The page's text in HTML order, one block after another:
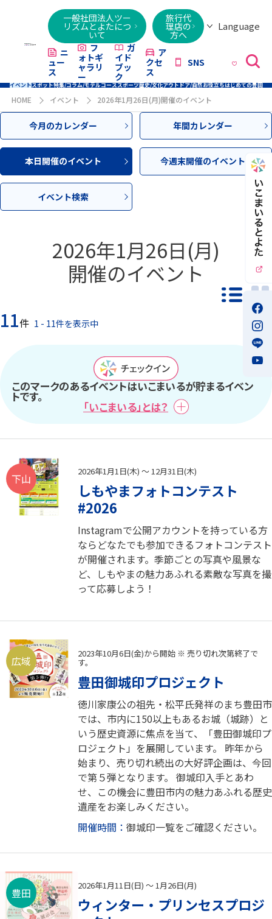
一般社団法人ツー
リズムとよたにつ
いて
旅行代
理店の
方へ
Language
Việt
ニ
ュー
ス
フ
ォトギ
ャラリ
ー
ガ
イド
ブッ
ク
ア
クセ
ス
SNS
イベントスポット特集/コラム/モデルコーススポーツ歴史/文化アウトドア/自然お役立ちはじめての豊田
HOME イベント 2026年1月26日(月)開催のイベント
今月のカレンダー 年間カレンダー
本日開催のイベント 今週末開催のイベント
イベント検索
2026年1月26日(月)
開催のイベント
11件 1 - 11件を表示中
一覧
このマークのあるイベントはいこまいるが貯まるイベン
トです。
「いこまいる」とは？
下山
2026年1月1日(木) ～ 12月31日(木)
しもやまフォトコンテスト
#2026
Instagramで公開アカウントを持っている方
ならどなたでも参加できるフォトコンテスト
が開催されます。季節ごとの写真や風景な
ど、しもやまの魅力あふれる素敵な写真を撮
って応募しよう！
広域
2023年10月6日(金)から開始 ※ 売り切れ次第終了で
す。
豊田御城印プロジェクト
徳川家康公の祖先・松平氏発祥のまち豊田市
では、市内に150以上もあるお城（城跡）と
いう歴史資源に焦点を当て、「豊田御城印プ
ロジェクト」を展開しています。 昨年から
始まり、売り切れ続出の大好評企画は、今回
で第５弾となります。 御城印入手とあわ
せ、この機会に豊田市内の魅力あふれる歴史
遺産をお楽しみください。
開催時間： 御城印一覧をご確認ください。
豊田
2026年1月11日(日) ～ 1月26日(月)
ウィンター・プリンセスプロジ